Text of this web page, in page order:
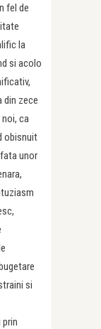
fel de
la
si acolo
din zece
ca
obisnuit
unor
si